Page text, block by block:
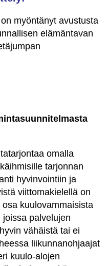
myöntänyt avustusta
elämäntavan
omalla
tarjonnan
hyvinvointiin ja
viittomakielellä on
kuulovammaisista
palvelujen
vähäistä tai ei
liikunnanohjaajat
kuulo-alojen